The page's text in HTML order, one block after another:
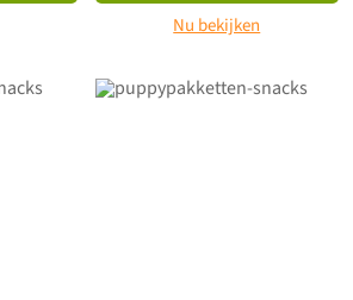
Nu bekijken